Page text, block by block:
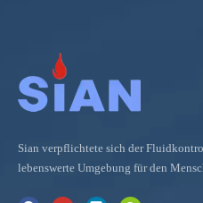
Sian verpflichtete sich der
lebenswerte Umgebung für den